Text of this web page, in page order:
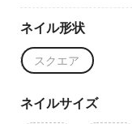
ネイル形状
スクエア
ネイルサイズ